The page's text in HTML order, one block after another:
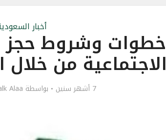
أخبار
خطوات وشروط حجز
الاجتماعية من
7 أشهر سنين بواسطة Alaa